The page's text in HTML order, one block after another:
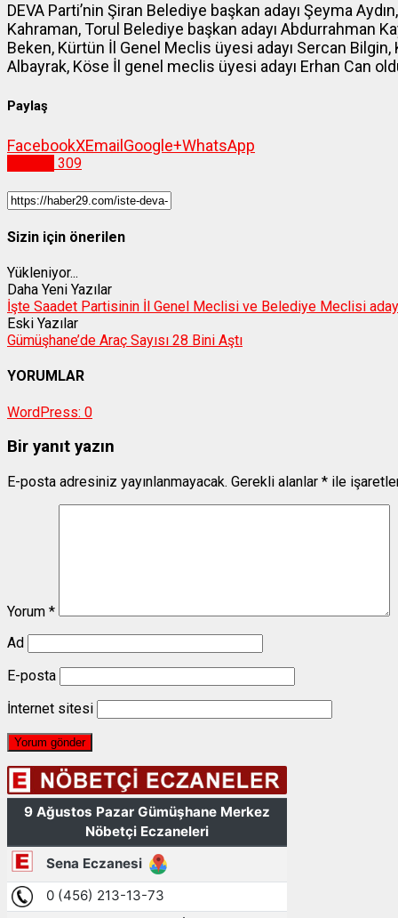
DEVA Parti’nin Şiran Belediye başkan adayı Şeyma
Kahraman, Torul Belediye başkan adayı Abdurrahman
Beken, Kürtün İl Genel Meclis üyesi adayı Sercan
Albayrak, Köse İl genel meclis üyesi adayı Erhan Can
Paylaş
FacebookXEmail Google+WhatsApp
309
Sizin için önerilen
Yükleniyor...
Daha Yeni Yazılar
İşte Saadet Partisinin İl Genel Meclisi ve Belediye Meclisi
Eski Yazılar
Gümüşhane’de Araç Sayısı 28 Bini Aştı
YORUMLAR
WordPress: 0
Bir yanıt yazın
E-posta adresiniz yayınlanmayacak. Gerekli alanlar * ile
Yorum *
Ad
E-posta
İnternet sitesi